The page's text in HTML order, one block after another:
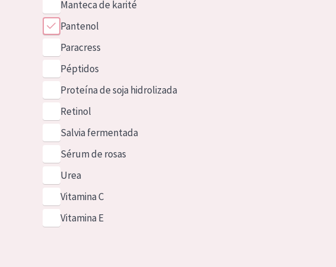
Manteca de karité
Pantenol
Paracress
Péptidos
Proteína de soja hidrolizada
Retinol
Salvia fermentada
Sérum de rosas
Urea
Vitamina C
Vitamina E